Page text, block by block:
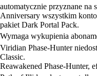
automatycznie przyznane na
Anniversary wszystkim
pakiet Dark Portal Pack.
Wymaga wykupienia
Viridian Phase-Hunter
Classic.
Reawakened Phase-Hunter,